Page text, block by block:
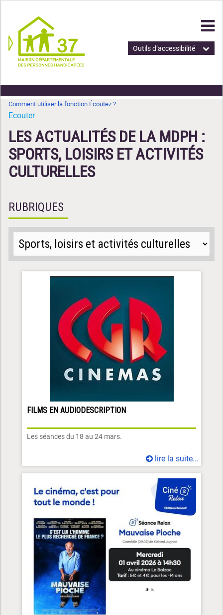
Outils d’accessibilité
Comment utiliser la fonction Écoutez ?
Ecouter
LES ACTUALITÉS DE LA MDPH :
SPORTS, LOISIRS ET ACTIVITÉS
CULTURELLES
RUBRIQUES
FILMS EN AUDIODESCRIPTION
Les séances du 18 au 24 mars.
lire la suite...